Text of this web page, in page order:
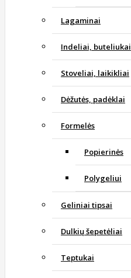
Lagaminai
Indeliai, buteliukai
Stoveliai, laikikliai
Dėžutės, padėklai
Formelės
Popierinės
Polygeliui
Geliniai tipsai
Dulkių šepetėliai
Teptukai